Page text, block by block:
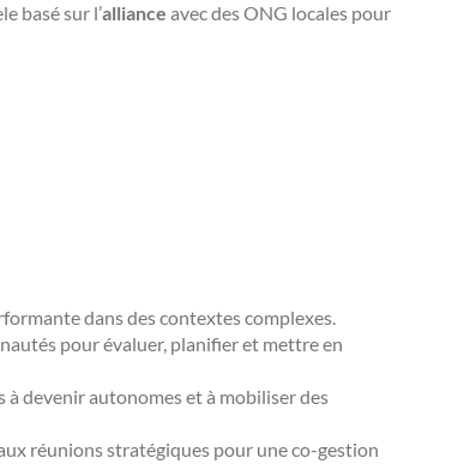
basé sur l’alliance avec des ONG locales pour
dans des contextes complexes.
pour évaluer, planifier et mettre en
à devenir autonomes et à mobiliser des
réunions stratégiques pour une co-gestion